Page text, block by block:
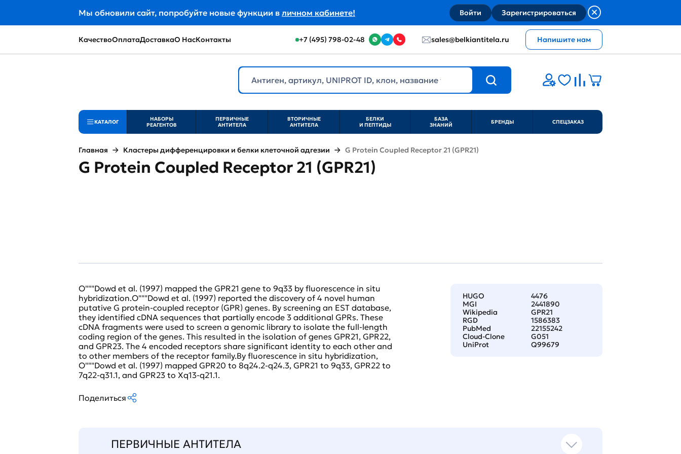
Мы обновили сайт, попробуйте новые функции в личном кабинете! Войти Зарегистрироваться
КачествоОплатаДоставкаО НасКонтакты +7 (495) 798-02-48 sales@belkiantitela.ru Напишите нам
КАТАЛОГ
НАБОРЫ
РЕАГЕНТОВ
ПЕРВИЧНЫЕ
АНТИТЕЛА
ВТОРИЧНЫЕ
АНТИТЕЛА
БЕЛКИ
И ПЕПТИДЫ
БАЗА
ЗНАНИЙ
БРЕНДЫ СПЕЦЗАКАЗ
Главная Кластеры дифференцировки и белки клеточной адгезии G Protein Coupled Receptor 21 (GPR21)
G Protein Coupled Receptor 21 (GPR21)
HUGO
4476
MGI
2441890
Wikipedia
GPR21
RGD
1586383
PubMed
22155242
Cloud-Clone
G051
UniProt
Q99679
O"""Dowd et al. (1997) mapped the GPR21 gene to 9q33 by fluorescence in situ
hybridization.O"""Dowd et al. (1997) reported the discovery of 4 novel human
putative G protein-coupled receptor (GPR) genes. By screening an EST database,
they identified cDNA sequences that partially encode 3 additional GPRs. These
cDNA fragments were used to screen a genomic library to isolate the full-length
coding region of the genes. This resulted in the isolation of genes GPR21, GPR22,
and GPR23. The 4 encoded receptors share significant identity to each other and
to other members of the receptor family.By fluorescence in situ hybridization,
O"""Dowd et al. (1997) mapped GPR20 to 8q24.2-q24.3, GPR21 to 9q33, GPR22 to
7q22-q31.1, and GPR23 to Xq13-q21.1.
Поделиться
ПЕРВИЧНЫЕ АНТИТЕЛА